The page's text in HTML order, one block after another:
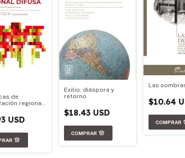
de
regional
USD
Exilio, diáspora y
retorno
$18.43 USD
Las
$10.64